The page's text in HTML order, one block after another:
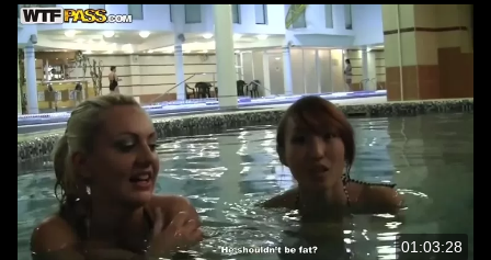
01:03:28